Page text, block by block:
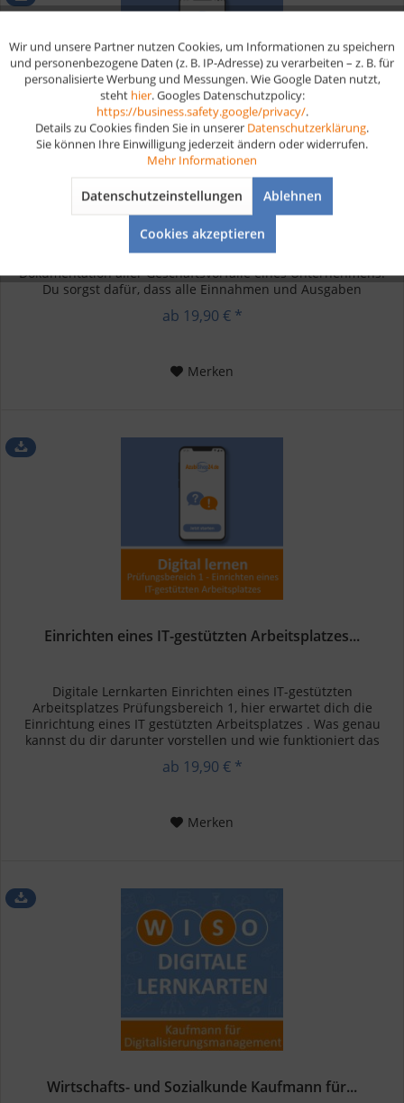
Die Buchführung im Überblick In der Buchführung bist du
verantwortlich für die systematische Erfassung und
Dokumentation aller Geschäftsvorfälle eines Unternehmens.
Du sorgst dafür, dass alle Einnahmen und Ausgaben
ordnungsgemäß erfasst...
ab 19,90 € *
Merken
Einrichten eines IT-gestützten Arbeitsplatzes...
Digitale Lernkarten Einrichten eines IT-gestützten
Arbeitsplatzes Prüfungsbereich 1, hier erwartet dich die
Einrichtung eines IT gestützten Arbeitsplatzes . Was genau
kannst du dir darunter vorstellen und wie funktioniert das
alles? Wir...
ab 19,90 € *
Merken
Wirtschafts- und Sozialkunde Kaufmann für...
Funktionale Aktiv
Aktiv
Wir und unsere Partner nutzen Cookies, um Informationen zu speichern
und personenbezogene Daten (z. B. IP-Adresse) zu verarbeiten – z. B. für
personalisierte Werbung und Messungen. Wie Google Daten nutzt,
steht hier. Googles Datenschutzpolicy:
https://business.safety.google/privacy/.
Details zu Cookies finden Sie in unserer Datenschutzerklärung.
Sie können Ihre Einwilligung jederzeit ändern oder widerrufen.
Mehr Informationen
Datenschutzeinstellungen Ablehnen
Cookies akzeptieren